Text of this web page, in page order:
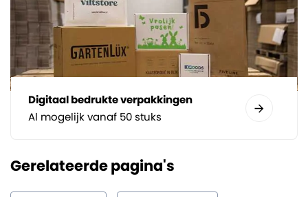
Digitaal bedrukte verpakkingen
Al mogelijk vanaf 50 stuks
Gerelateerde pagina's